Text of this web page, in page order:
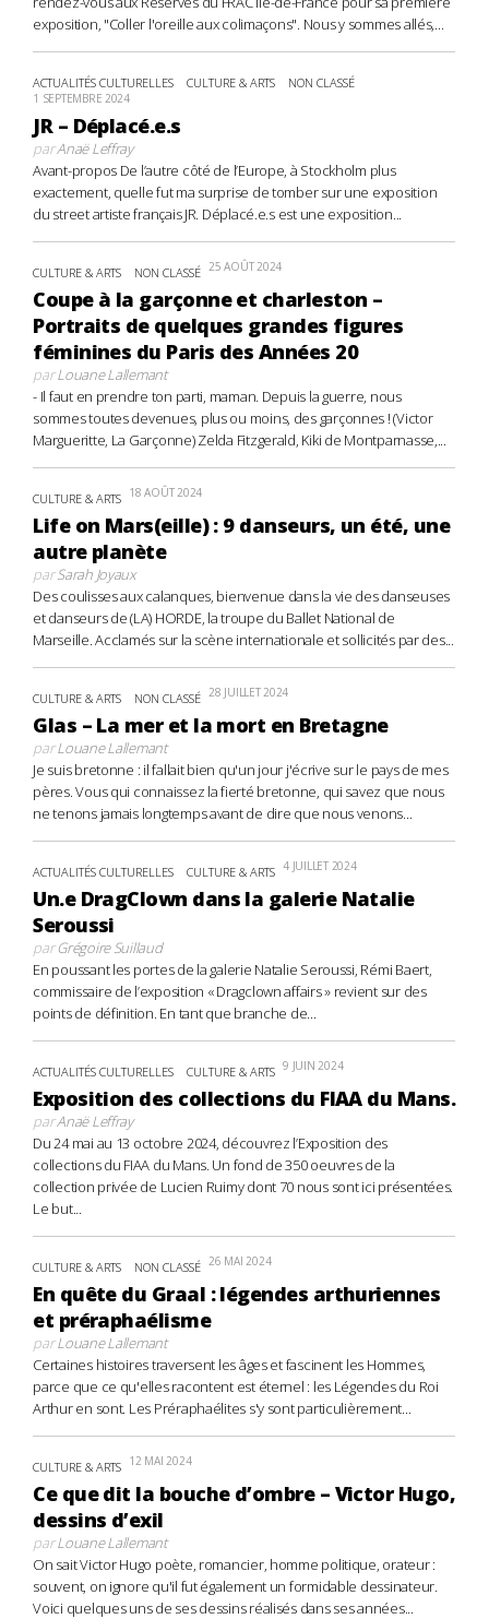
exposition, "Coller l'oreille aux colimaçons". Nous y sommes allés,...
ACTUALITÉS CULTURELLES CULTURE & ARTS NON CLASSÉ
1 SEPTEMBRE 2024
JR – Déplacé.e.s
parAnaë Leffray
Avant-propos De l’autre côté de l’Europe, à Stockholm plus
exactement, quelle fut ma surprise de tomber sur une exposition
du street artiste français JR. Déplacé.e.s est une exposition...
CULTURE & ARTS NON CLASSÉ 25 AOÛT 2024
Coupe à la garçonne et charleston –
Portraits de quelques grandes figures
féminines du Paris des Années 20
parLouane Lallemant
- Il faut en prendre ton parti, maman. Depuis la guerre, nous
sommes toutes devenues, plus ou moins, des garçonnes ! (Victor
Margueritte, La Garçonne) Zelda Fitzgerald, Kiki de Montparnasse,...
CULTURE & ARTS 18 AOÛT 2024
Life on Mars(eille) : 9 danseurs, un été, une
autre planète
parSarah Joyaux
Des coulisses aux calanques, bienvenue dans la vie des danseuses
et danseurs de (LA) HORDE, la troupe du Ballet National de
Marseille. Acclamés sur la scène internationale et sollicités par des...
CULTURE & ARTS NON CLASSÉ 28 JUILLET 2024
Glas – La mer et la mort en Bretagne
parLouane Lallemant
Je suis bretonne : il fallait bien qu'un jour j'écrive sur le pays de mes
pères. Vous qui connaissez la fierté bretonne, qui savez que nous
ne tenons jamais longtemps avant de dire que nous venons...
ACTUALITÉS CULTURELLES CULTURE & ARTS 4 JUILLET 2024
Un.e DragClown dans la galerie Natalie
Seroussi
parGrégoire Suillaud
En poussant les portes de la galerie Natalie Seroussi, Rémi Baert,
commissaire de l’exposition « Dragclown affairs » revient sur des
points de définition. En tant que branche de...
ACTUALITÉS CULTURELLES CULTURE & ARTS 9 JUIN 2024
Exposition des collections du FIAA du Mans.
parAnaë Leffray
Du 24 mai au 13 octobre 2024, découvrez l’Exposition des
collections du FIAA du Mans. Un fond de 350 oeuvres de la
collection privée de Lucien Ruimy dont 70 nous sont ici présentées.
Le but...
CULTURE & ARTS NON CLASSÉ 26 MAI 2024
En quête du Graal : légendes arthuriennes
et préraphaélisme
parLouane Lallemant
Certaines histoires traversent les âges et fascinent les Hommes,
parce que ce qu'elles racontent est éternel : les Légendes du Roi
Arthur en sont. Les Préraphaélites s'y sont particulièrement...
CULTURE & ARTS 12 MAI 2024
Ce que dit la bouche d’ombre – Victor Hugo,
dessins d’exil
parLouane Lallemant
On sait Victor Hugo poète, romancier, homme politique, orateur :
souvent, on ignore qu'il fut également un formidable dessinateur.
Voici quelques uns de ses dessins réalisés dans ses années...